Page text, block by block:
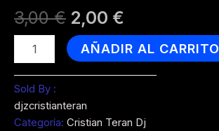
3,00€ Original
price
was:
3,00 €.
2,00 €
price
is:
del
-
Me
AÑADIR AL CARRITO
Sold By :
djzcristianteran
Categoría: Cristian Teran Dj